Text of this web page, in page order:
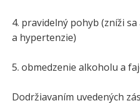
4. pravidelný pohyb (zníži
a hypertenzie)
5. obmedzenie alkoholu a
Dodržiavaním uvedených